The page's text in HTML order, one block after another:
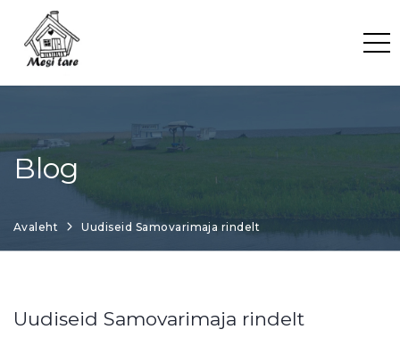
content
Blog
Avaleht Uudiseid Samovarimaja rindelt
Uudiseid Samovarimaja rindelt